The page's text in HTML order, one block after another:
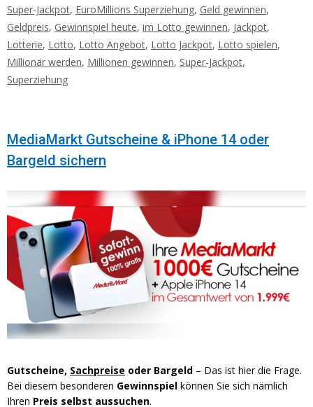
Super-Jackpot, EuroMillions Superziehung, Geld gewinnen,
Geldpreis, Gewinnspiel heute, im Lotto gewinnen, Jackpot,
Lotterie, Lotto, Lotto Angebot, Lotto Jackpot, Lotto spielen,
Millionär werden, Millionen gewinnen, Super-Jackpot,
Superziehung
MediaMarkt Gutscheine & iPhone 14 oder
Bargeld sichern
Gutscheine, Sachpreise oder Bargeld – Das ist hier die Frage.
Bei diesem besonderen Gewinnspiel können Sie sich nämlich
Ihren Preis selbst aussuchen.